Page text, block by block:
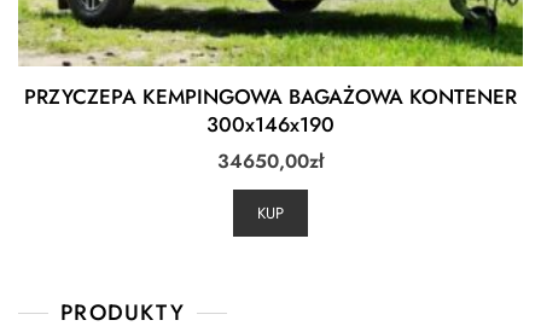
PRZYCZEPA KEMPINGOWA BAGAŻOWA KONTENER
300x146x190
34650,00zł
KUP
PRODUKTY